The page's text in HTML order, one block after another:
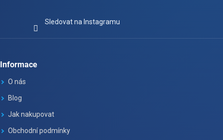
Sledovat na Instagramu
Informace
O nás
Blog
Jak nakupovat
Obchodní podmínky